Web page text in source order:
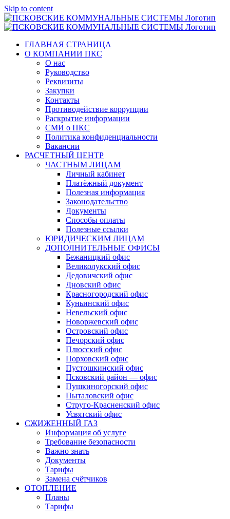
Skip to content
ГЛАВНАЯ СТРАНИЦА
О КОМПАНИИ ПКС
О нас
Руководство
Реквизиты
Закупки
Контакты
Противодействие коррупции
Раскрытие информации
СМИ о ПКС
Политика конфиденциальности
Вакансии
РАСЧЕТНЫЙ ЦЕНТР
ЧАСТНЫМ ЛИЦАМ
Личный кабинет
Платёжный документ
Полезная информация
Законодательство
Документы
Способы оплаты
Полезные ссылки
ЮРИДИЧЕСКИМ ЛИЦАМ
ДОПОЛНИТЕЛЬНЫЕ ОФИСЫ
Бежаницкий офис
Великолукский офис
Дедовичский офис
Дновский офис
Красногородский офис
Куньинский офис
Невельский офис
Новоржевский офис
Островский офис
Печорский офис
Плюсский офис
Порховский офис
Пустошкинский офис
Псковский район — офис
Пушкиногорский офис
Пыталовский офис
Струго-Красненский офис
Усвятский офис
СЖИЖЕННЫЙ ГАЗ
Информация об услуге
Требование безопасности
Важно знать
Документы
Тарифы
Замена счётчиков
ОТОПЛЕНИЕ
Планы
Тарифы